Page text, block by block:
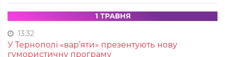
1 ТРАВНЯ
13:32
У Тернополі «вар’яти» презентують нову
гумористичну програму